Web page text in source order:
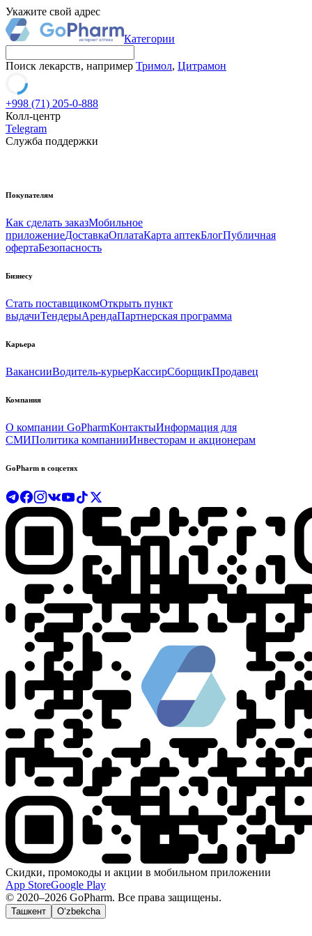
Укажите свой адрес
Категории
Поиск лекарств, например Тримол, Цитрамон
+998 (71) 205-0-888
Колл-центр
Telegram
Служба поддержки
Покупателям
Как сделать заказМобильное
приложениеДоставкаОплатаКарта аптекБлогПубличная
офертаБезопасность
Бизнесу
Стать поставщикомОткрыть пункт
выдачиТендерыАрендаПартнерская программа
Карьера
ВакансииВодитель-курьерКассирСборщикПродавец
Компания
О компании GoPharmКонтактыИнформация для
СМИПолитика компанииИнвесторам и акционерам
GoPharm в соцсетях
Скидки, промокоды и акции в мобильном приложении
App StoreGoogle Play
© 2020–2026 GoPharm. Все права защищены.
Ташкент O‘zbekcha